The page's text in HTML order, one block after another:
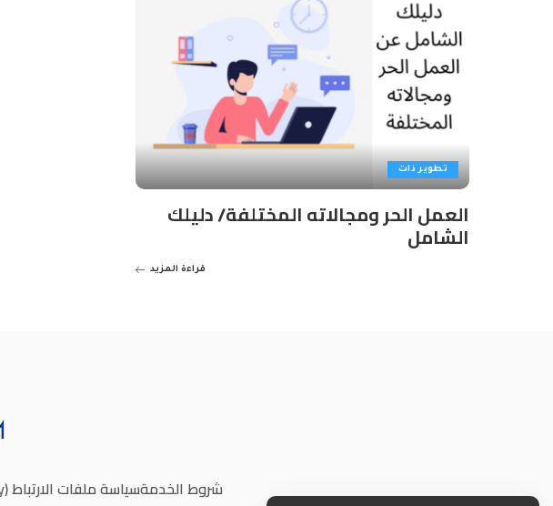
تطوير ذات
العمل الحر ومجالاته المختلفة/ دليلك
الشامل
قراءة المزيد
شروط الخدمةسياسة ملفات الارتباط (Cookie Policy)